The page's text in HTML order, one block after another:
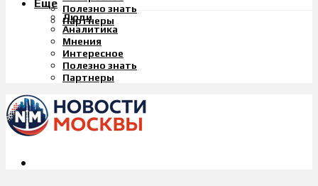
Полезно знать
Партнеры
Еще
Люди
Аналитика
Мнения
Интересное
Полезно знать
Партнеры